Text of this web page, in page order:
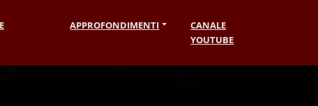
APPROFONDIMENTI
CANALE
YOUTUBE